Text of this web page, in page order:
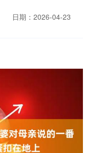
日期：2026-04-23